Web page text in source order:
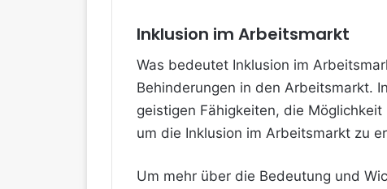
Inklusion im Arbeitsmarkt
Was bedeutet Inklusion im
Behinderungen in den Arbeitsmarkt.
geistigen Fähigkeiten, die
um die Inklusion im Arbeitsmarkt zu
Um mehr über die Bedeutung und